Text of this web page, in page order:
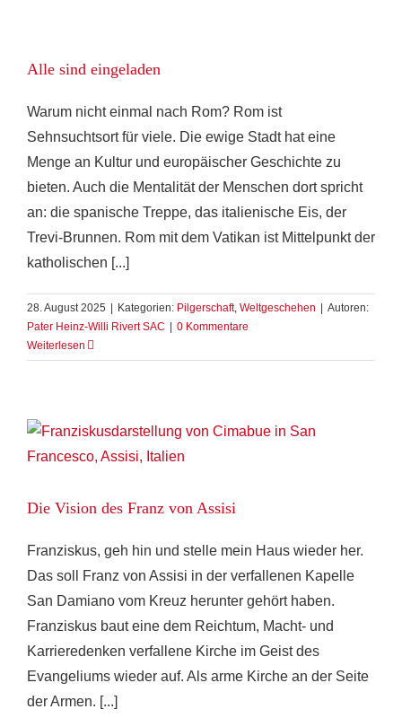
Alle sind eingeladen
Warum nicht einmal nach Rom? Rom ist
Sehnsuchtsort für viele. Die ewige Stadt hat eine
Menge an Kultur und europäischer Geschichte zu
bieten. Auch die Mentalität der Menschen dort spricht
an: die spanische Treppe, das italienische Eis, der
Trevi-Brunnen. Rom mit dem Vatikan ist Mittelpunkt der
katholischen [...]
28. August 2025 Kategorien: Pilgerschaft, Weltgeschehen
Autoren:
Pater Heinz-Willi Rivert SAC
0 Kommentare
Weiterlesen
Die Vision des Franz von Assisi
Franziskus, geh hin und stelle mein Haus wieder her.
Das soll Franz von Assisi in der verfallenen Kapelle
San Damiano vom Kreuz herunter gehört haben.
Franziskus baut eine dem Reichtum, Macht- und
Karrieredenken verfallene Kirche im Geist des
Evangeliums wieder auf. Als arme Kirche an der Seite
der Armen. [...]